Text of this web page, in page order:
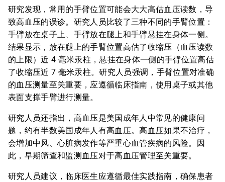
研究发现，常用的手臂位置可能会大大高估血压读数，导
致高血压的误诊。研究人员比较了三种不同的手臂位置：
手臂放在桌子上、手臂放在腿上和手臂悬挂在身体一侧。
结果显示，放在腿上的手臂位置高估了收缩压（血压读数
的上限）近 4 毫米汞柱，悬挂在身体一侧的手臂位置高估
了收缩压近 7 毫米汞柱。研究人员强调，手臂位置对准确
的血压测量至关重要，应遵循临床指南，使用桌子或其他
表面支撑手臂进行测量。
研究人员还指出，高血压是美国成年人中常见的健康问
题，约有半数美国成年人有高血压。高血压如果不治疗，
会增加中风、心脏病发作等严重心血管疾病的风险。因
此，早期筛查和监测血压对于高血压管理至关重要。
研究人员建议，临床医生应遵循最佳实践指南，确保患者